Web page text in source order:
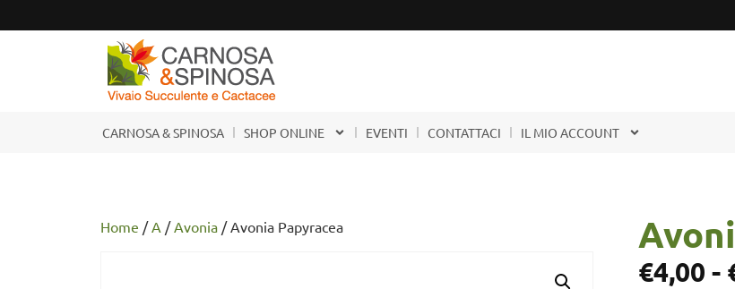
CARNOSA & SPINOSA SHOP ONLINE EVENTI CONTATTACI IL MIO ACCOUNT
Home /A /Avonia / Avonia Papyracea
€4,00 -